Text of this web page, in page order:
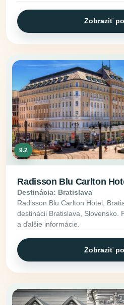
Zobraziť
9.2
Radisson Blu Carlton
Destinácia: Bratislava
Radisson Blu Carlton Hotel,
destinácii Bratislava, Slovensko.
a ďalšie informácie.
Zobraziť